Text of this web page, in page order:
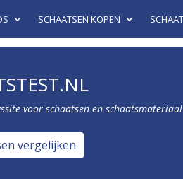
SCHAATSEN KOPEN
voor schaatsen en
vergelijken